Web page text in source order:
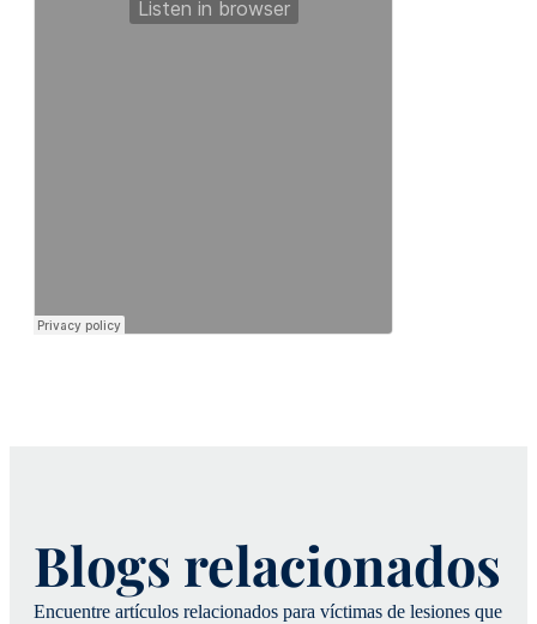
Blogs relacionados
Encuentre artículos relacionados para víctimas de lesiones que